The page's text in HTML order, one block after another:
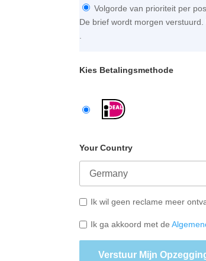
Volgorde van prioriteit per
De brief wordt morgen
Kies Betalingsmethode
Your Country
Ik wil geen reclame meer
Ik ga akkoord met de
Verstuur Mijn